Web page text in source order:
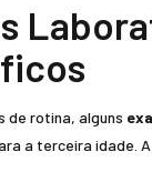
de rotina, alguns
a terceira idade.